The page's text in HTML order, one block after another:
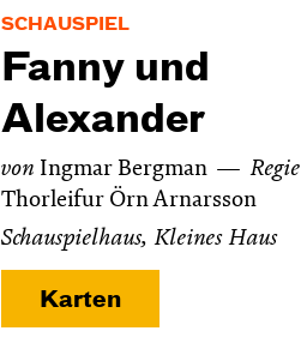
SCHAUSPIEL
Fanny und
Alexander
von Ingmar Bergman
Regie
Thorleifur Örn Arnarsson
Schauspielhaus, Kleines Haus
Karten